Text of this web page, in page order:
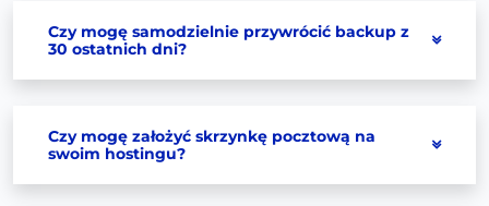
Czy mogę samodzielnie przywrócić backup z
30 ostatnich dni?
Czy mogę założyć skrzynkę pocztową na
swoim hostingu?